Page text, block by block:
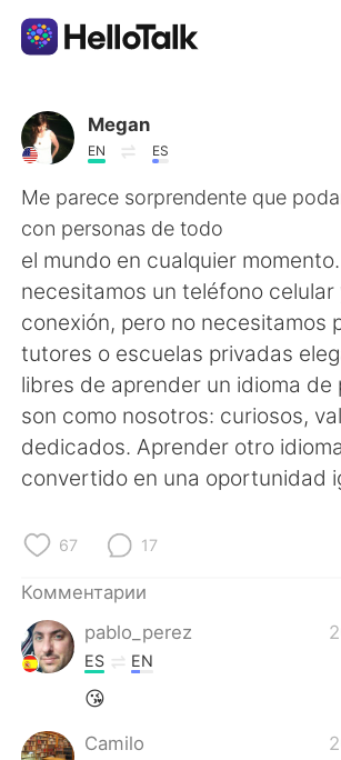
Приложение для Языкового
AI Grammar Checker
Русский
English 简体中文
繁體中文 Español
العربية Français
Indonesia
Türkçe
Português
Megan
EN ES
Me parece sorprendente que
con personas de todo
el mundo en cualquier
necesitamos un teléfono celular
conexión, pero no necesitamos
tutores o escuelas privadas
libres de aprender un idioma de
son como nosotros: curiosos,
dedicados. Aprender otro
convertido en una oportunidad
67 17
Комментарии
pablo_perez
ES EN
😘
Camilo